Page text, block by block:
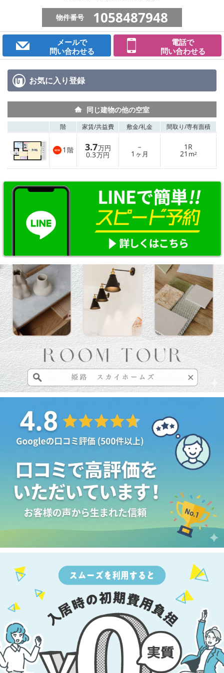
物件番号 1058487948
メールで
問い合わせる
電話で
問い合わせる
お気に入り登録
同じ建物の他の空室
階 家賃/共益費 敷金/礼金 間取り/専有面積
1 階 3.7万円
0.3万円
－
1 ヶ月
1R
21 m²